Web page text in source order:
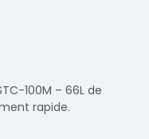
100M – 66L de
rapide.